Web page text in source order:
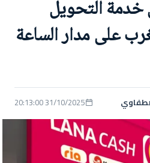
التحويل
على مدار الساعة
31/10/2025 20:13:00